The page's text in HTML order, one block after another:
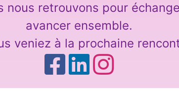
nous retrouvons pour
avancer ensemble.
veniez à la prochaine